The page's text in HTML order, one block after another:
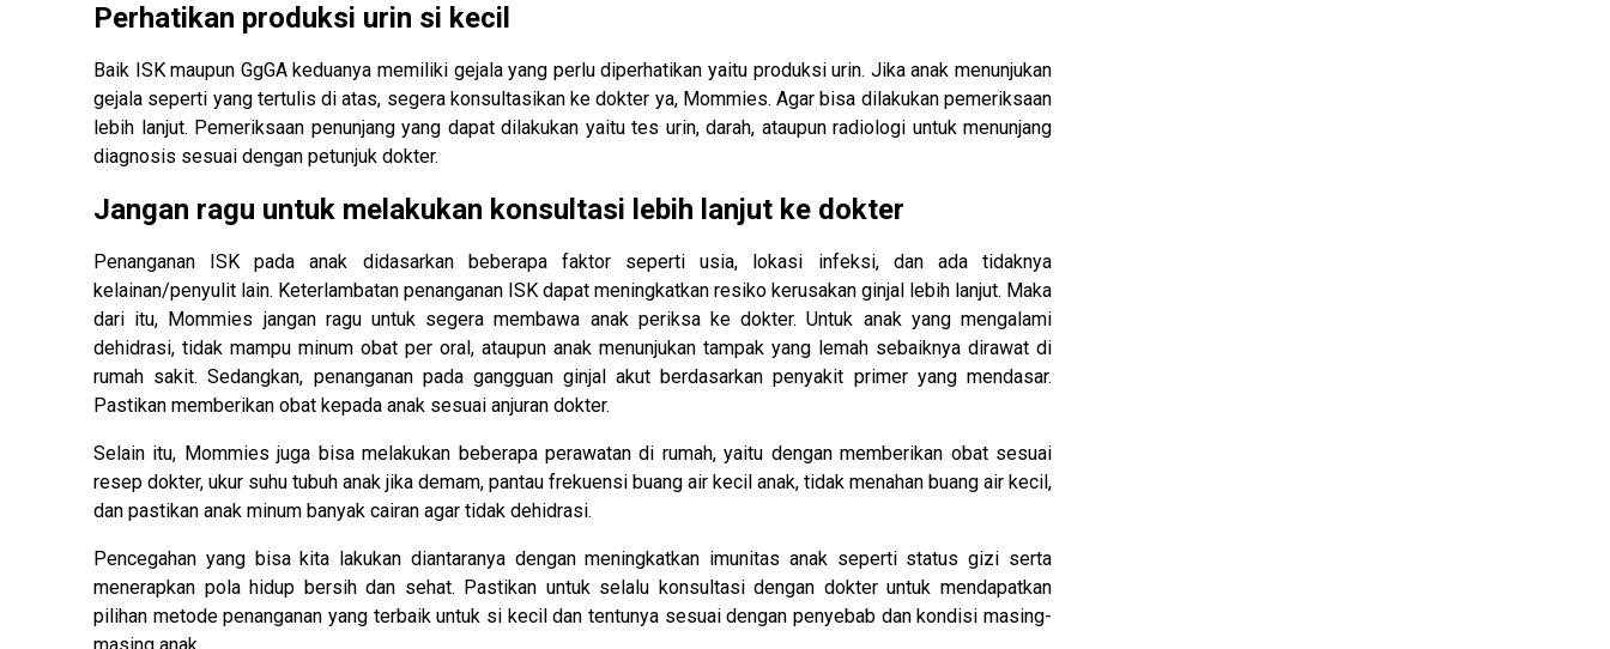
Perhatikan produksi urin si kecil
Baik ISK maupun GgGA keduanya memiliki gejala yang perlu diperhatikan yaitu produksi urin. Jika anak menunjukan
gejala seperti yang tertulis di atas, segera konsultasikan ke dokter ya, Mommies. Agar bisa dilakukan pemeriksaan
lebih lanjut. Pemeriksaan penunjang yang dapat dilakukan yaitu tes urin, darah, ataupun radiologi untuk menunjang
diagnosis sesuai dengan petunjuk dokter.
Jangan ragu untuk melakukan konsultasi lebih lanjut ke dokter
Penanganan ISK pada anak didasarkan beberapa faktor seperti usia, lokasi infeksi, dan ada tidaknya
kelainan/penyulit lain. Keterlambatan penanganan ISK dapat meningkatkan resiko kerusakan ginjal lebih lanjut. Maka
dari itu, Mommies jangan ragu untuk segera membawa anak periksa ke dokter. Untuk anak yang mengalami
dehidrasi, tidak mampu minum obat per oral, ataupun anak menunjukan tampak yang lemah sebaiknya dirawat di
rumah sakit. Sedangkan, penanganan pada gangguan ginjal akut berdasarkan penyakit primer yang mendasar.
Pastikan memberikan obat kepada anak sesuai anjuran dokter.
Selain itu, Mommies juga bisa melakukan beberapa perawatan di rumah, yaitu dengan memberikan obat sesuai
resep dokter, ukur suhu tubuh anak jika demam, pantau frekuensi buang air kecil anak, tidak menahan buang air kecil,
dan pastikan anak minum banyak cairan agar tidak dehidrasi.
Pencegahan yang bisa kita lakukan diantaranya dengan meningkatkan imunitas anak seperti status gizi serta
menerapkan pola hidup bersih dan sehat. Pastikan untuk selalu konsultasi dengan dokter untuk mendapatkan
pilihan metode penanganan yang terbaik untuk si kecil dan tentunya sesuai dengan penyebab dan kondisi masing-